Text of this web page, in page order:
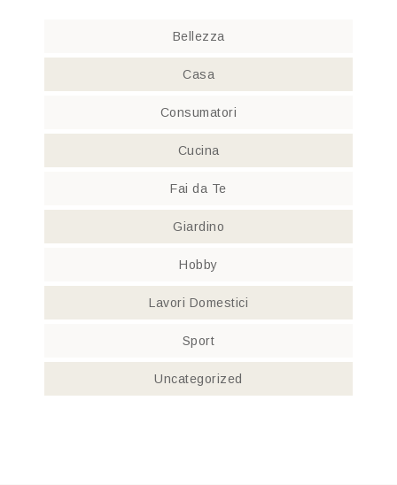
Bellezza
Casa
Consumatori
Cucina
Fai da Te
Giardino
Hobby
Lavori Domestici
Sport
Uncategorized